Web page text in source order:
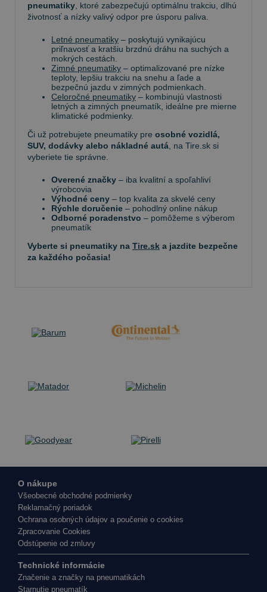
pneumatiky , ktoré zabezpečujú optimálnu trakciu, dlhú
životnosť a nízky valivý odpor pre úsporu paliva.
Letné pneumatiky – poskytujú vynikajúcu
priľnavosť a kratšiu brzdnú dráhu na suchých a
mokrých cestách.
Zimné pneumatiky – optimalizované pre nízke
teploty, lepšiu trakciu na snehu a ľade a
bezpečnú jazdu v zimných podmienkach.
Celoročné pneumatiky – kombinujú vlastnosti
letných a zimných pneumatík, ideálne pre mierne
klimatické podmienky.
Či už potrebujete pneumatiky pre osobné vozidlá,
SUV, dodávky alebo nákladné autá , na Tire.sk si
vyberiete tie správne.
Overené značky – iba kvalitní a spoľahliví
výrobcovia
Výhodné ceny – top kvalita za skvelé ceny
Rýchle doručenie – pohodlný online nákup
Odborné poradenstvo – pomôžeme s výberom
pneumatík
Vyberte si pneumatiky na Tire.sk a jazdite bezpečne
za každého počasia!
O nákupe
Všeobecné obchodné podmienky
Reklamačný poriadok
Ochrana osobných údajov a poučenie o cookies
Zpracovanie Cookies
Odstúpenie od zmluvy
Technické informácie
Značenie a značky na pneumatikách
Starnutie pneumatík